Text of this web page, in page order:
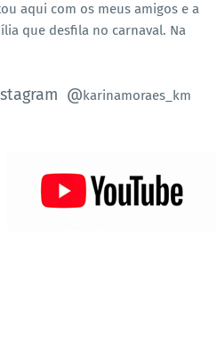
aqui com os meus amigos e a
que desfila no carnaval. Na
@karinamoraes_km